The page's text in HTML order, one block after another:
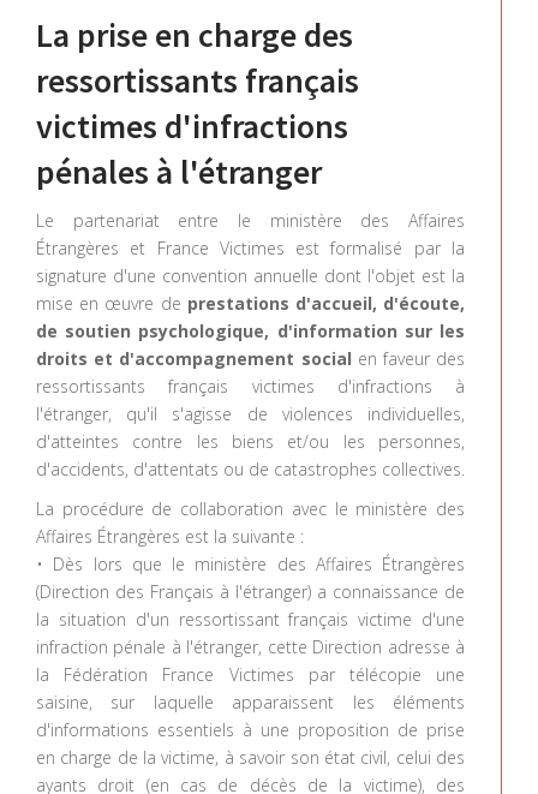
La prise en charge des
ressortissants français
victimes d'infractions
pénales à l'étranger
Le partenariat entre le ministère des Affaires
Étrangères et France Victimes est formalisé par la
signature d'une convention annuelle dont l'objet est la
mise en œuvre de prestations d'accueil, d'écoute,
de soutien psychologique, d'information sur les
droits et d'accompagnement social en faveur des
ressortissants français victimes d'infractions à
l'étranger, qu'il s'agisse de violences individuelles,
d'atteintes contre les biens et/ou les personnes,
d'accidents, d'attentats ou de catastrophes collectives.
La procédure de collaboration avec le ministère des
Affaires Étrangères est la suivante :
• Dès lors que le ministère des Affaires Étrangères
(Direction des Français à l'étranger) a connaissance de
la situation d'un ressortissant français victime d'une
infraction pénale à l'étranger, cette Direction adresse à
la Fédération France Victimes par télécopie une
saisine, sur laquelle apparaissent les éléments
d'informations essentiels à une proposition de prise
en charge de la victime, à savoir son état civil, celui des
ayants droit (en cas de décès de la victime), des